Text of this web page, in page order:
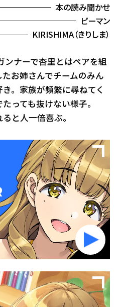
本の読み聞かせ
ピーマン
KIRISHIMA（きりしま）
ンナーで杏里とはペアを組
お姉さんでチームのみん
。家族が頻繁に尋ねてく
っても抜けない様子。
と人一倍喜ぶ。